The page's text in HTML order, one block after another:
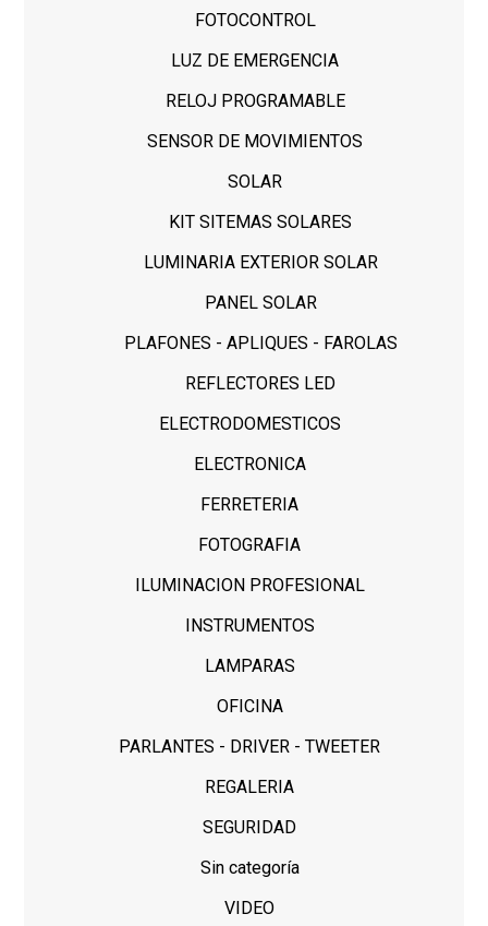
FOTOCONTROL
LUZ DE EMERGENCIA
RELOJ PROGRAMABLE
SENSOR DE MOVIMIENTOS
SOLAR
KIT SITEMAS SOLARES
LUMINARIA EXTERIOR SOLAR
PANEL SOLAR
PLAFONES - APLIQUES - FAROLAS
REFLECTORES LED
ELECTRODOMESTICOS
ELECTRONICA
FERRETERIA
FOTOGRAFIA
ILUMINACION PROFESIONAL
INSTRUMENTOS
LAMPARAS
OFICINA
PARLANTES - DRIVER - TWEETER
REGALERIA
SEGURIDAD
Sin categoría
VIDEO